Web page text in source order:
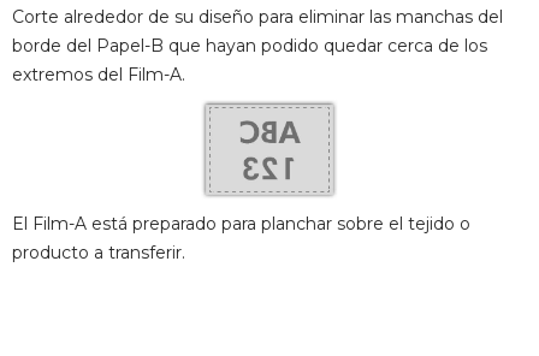
Corte alrededor de su diseño para eliminar las manchas del
borde del Papel-B que hayan podido quedar cerca de los
extremos del Film-A.
El Film-A está preparado para planchar sobre el tejido o
producto a transferir.